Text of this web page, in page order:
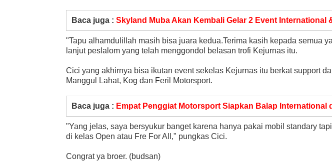
Baca juga : Skyland Muba Akan Kembali Gelar 2 Event International
"Tapu alhamdulillah masih bisa juara kedua.Terima kasih kepada semua
lanjut peslalom yang telah menggondol belasan trofi Kejurnas itu.
Cici yang akhirnya bisa ikutan event sekelas Kejurnas itu berkat support
Manggul Lahat, Kog dan Feril Motorsport.
Baca juga : Empat Penggiat Motorsport Siapkan Balap International
"Yang jelas, saya bersyukur banget karena hanya pakai mobil standary
di kelas Open atau Fre For All," pungkas Cici.
Congrat ya broer. (budsan)